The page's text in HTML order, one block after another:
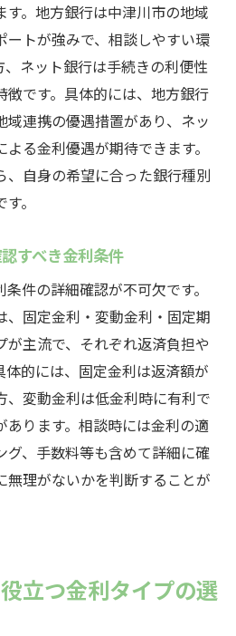
す。地方銀行は中津川市の地域
ートが強みで、相談しやすい環
ネット銀行は手続きの利便性
徴です。具体的には、地方銀行
域連携の優遇措置があり、ネッ
る金利優遇が期待できます。
、自身の希望に合った銀行種別
。
すべき金利条件
件の詳細確認が不可欠です。
、固定金利・変動金利・固定期
が主流で、それぞれ返済負担や
体的には、固定金利は返済額が
、変動金利は低金利時に有利で
あります。相談時には金利の適
グ、手数料等も含めて詳細に確
無理がないかを判断することが
立つ金利タイプの選